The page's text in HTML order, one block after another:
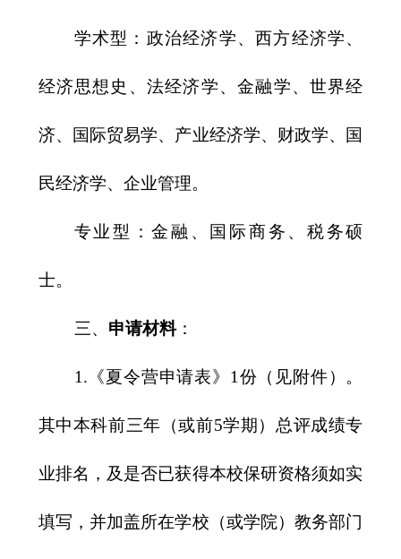
学术型：政治经济学、西方经济学、
经济思想史、法经济学、金融学、世界经
济、国际贸易学、产业经济学、财政学、国
民经济学、企业管理。
专业型：金融、国际商务、税务硕
士。
三、 申请材料：
1. 《夏令营申请表》 1 份（见附件）。
其中本科前三年（或前5学期）总评成绩专
业排名，及是否已获得本校保研资格须如实
填写，并加盖所在学校（或学院）教务部门